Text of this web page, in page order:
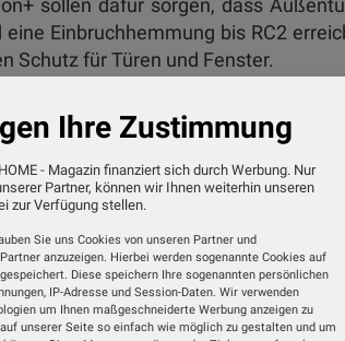
sollen dafür sorgen, dass
Einbruchhemmung bis RC2
Schutz für Türen und Fenster.
Motor, der den Hauptriegel und
bedingten Verformung
auftreten kann. Dank blueMatic
wie
blueMatic EAV4+
oder WLAN mit dem
Die kostenlose App ermöglicht
Ihre Zustimmung
- Magazin finanziert sich durch Werbung. Nur
Partner, können wir Ihnen weiterhin unseren
zur Verfügung stellen.
Sie uns Cookies von unseren Partner und
anzuzeigen. Hierbei werden sogenannte Cookies auf
Diese speichern Ihre sogenannten persönlichen
IP-Adresse und Session-Daten. Wir verwenden
um Ihnen maßgeschneiderte Werbung anzeigen zu
unserer Seite so einfach wie möglich zu gestalten und um